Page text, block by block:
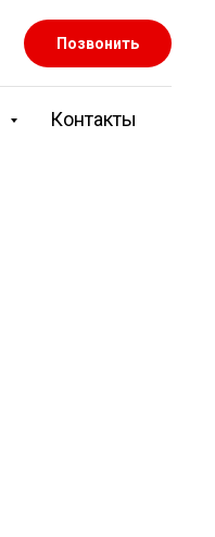
Позвонить
Контакты